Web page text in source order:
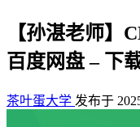
【孙湛老师】
百度网盘 – 下
茶叶蛋大学 发布于